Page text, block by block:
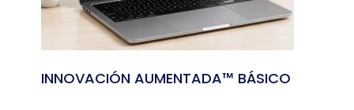
INNOVACIÓN AUMENTADA™ BÁSICO